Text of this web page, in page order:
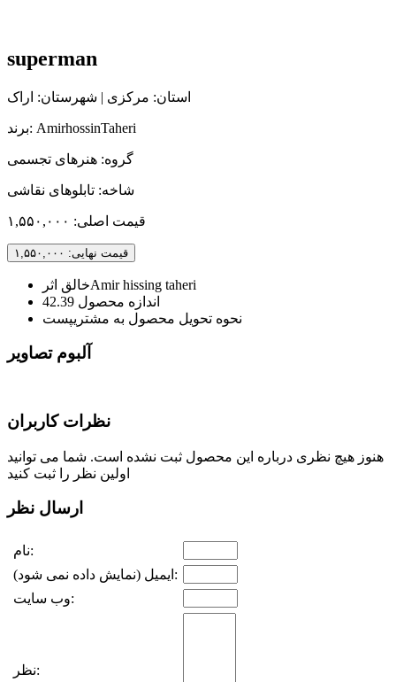
superman
استان: مرکزی | شهرستان: اراک
برند: AmirhossinTaheri
گروه: هنرهای تجسمی
شاخه: تابلوهای نقاشی
قیمت اصلی: ۱,۵۵۰,۰۰۰
قیمت نهایی: ۱,۵۵۰,۰۰۰
خالق اثرAmir hissing taheri
اندازه محصول 42.39
نحوه تحویل محصول به مشتریپست
آلبوم تصاویر
نظرات کاربران
هنوز هیچ نظری درباره این محصول ثبت نشده است. شما می توانید
اولین نظر را ثبت کنید
ارسال نظر
نام:
ایمیل (نمایش داده نمی شود):
وب سایت:
نظر: